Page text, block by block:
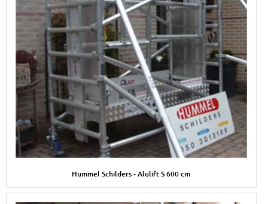
Hummel Schilders - Alulift S 600 cm